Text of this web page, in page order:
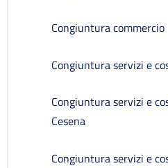
Congiuntura commercio
Congiuntura servizi e
Congiuntura servizi e
Cesena
Congiuntura servizi e